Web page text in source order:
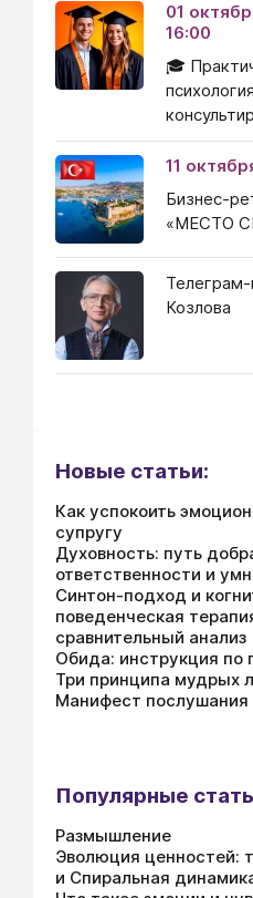
01
16:00
🎓
11
Бизнес-
«МЕСТО
Козлова
Новые статьи:
Как успокоить
супругу
Духовность: путь
ответственности и
Синтон-подход и
поведенческая
сравнительный анализ
Обида: инструкция по
Три принципа мудрых
Манифест
Популярные
Размышление
Эволюция ценностей:
и Спиральная